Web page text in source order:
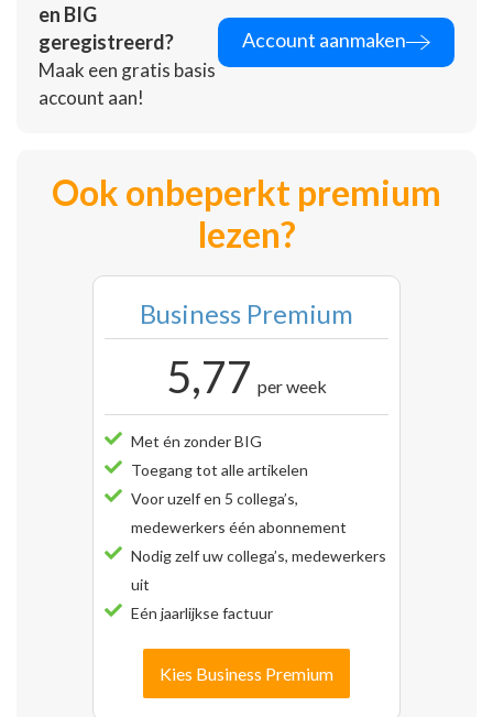
en BIG
geregistreerd?
Maak een gratis basis
account aan!
Account aanmaken
Ook onbeperkt premium
lezen?
Business Premium
5,77 per week
Met én zonder BIG
Toegang tot alle artikelen
Voor uzelf en 5 collega’s,
medewerkers één abonnement
Nodig zelf uw collega’s, medewerkers
uit
Eén jaarlijkse factuur
Kies Business Premium